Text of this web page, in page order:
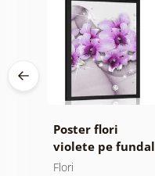
Poster flori
violete pe fundal
abstract
Flori